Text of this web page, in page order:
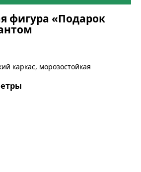
фигура «Подарок
каркас, морозостойкая